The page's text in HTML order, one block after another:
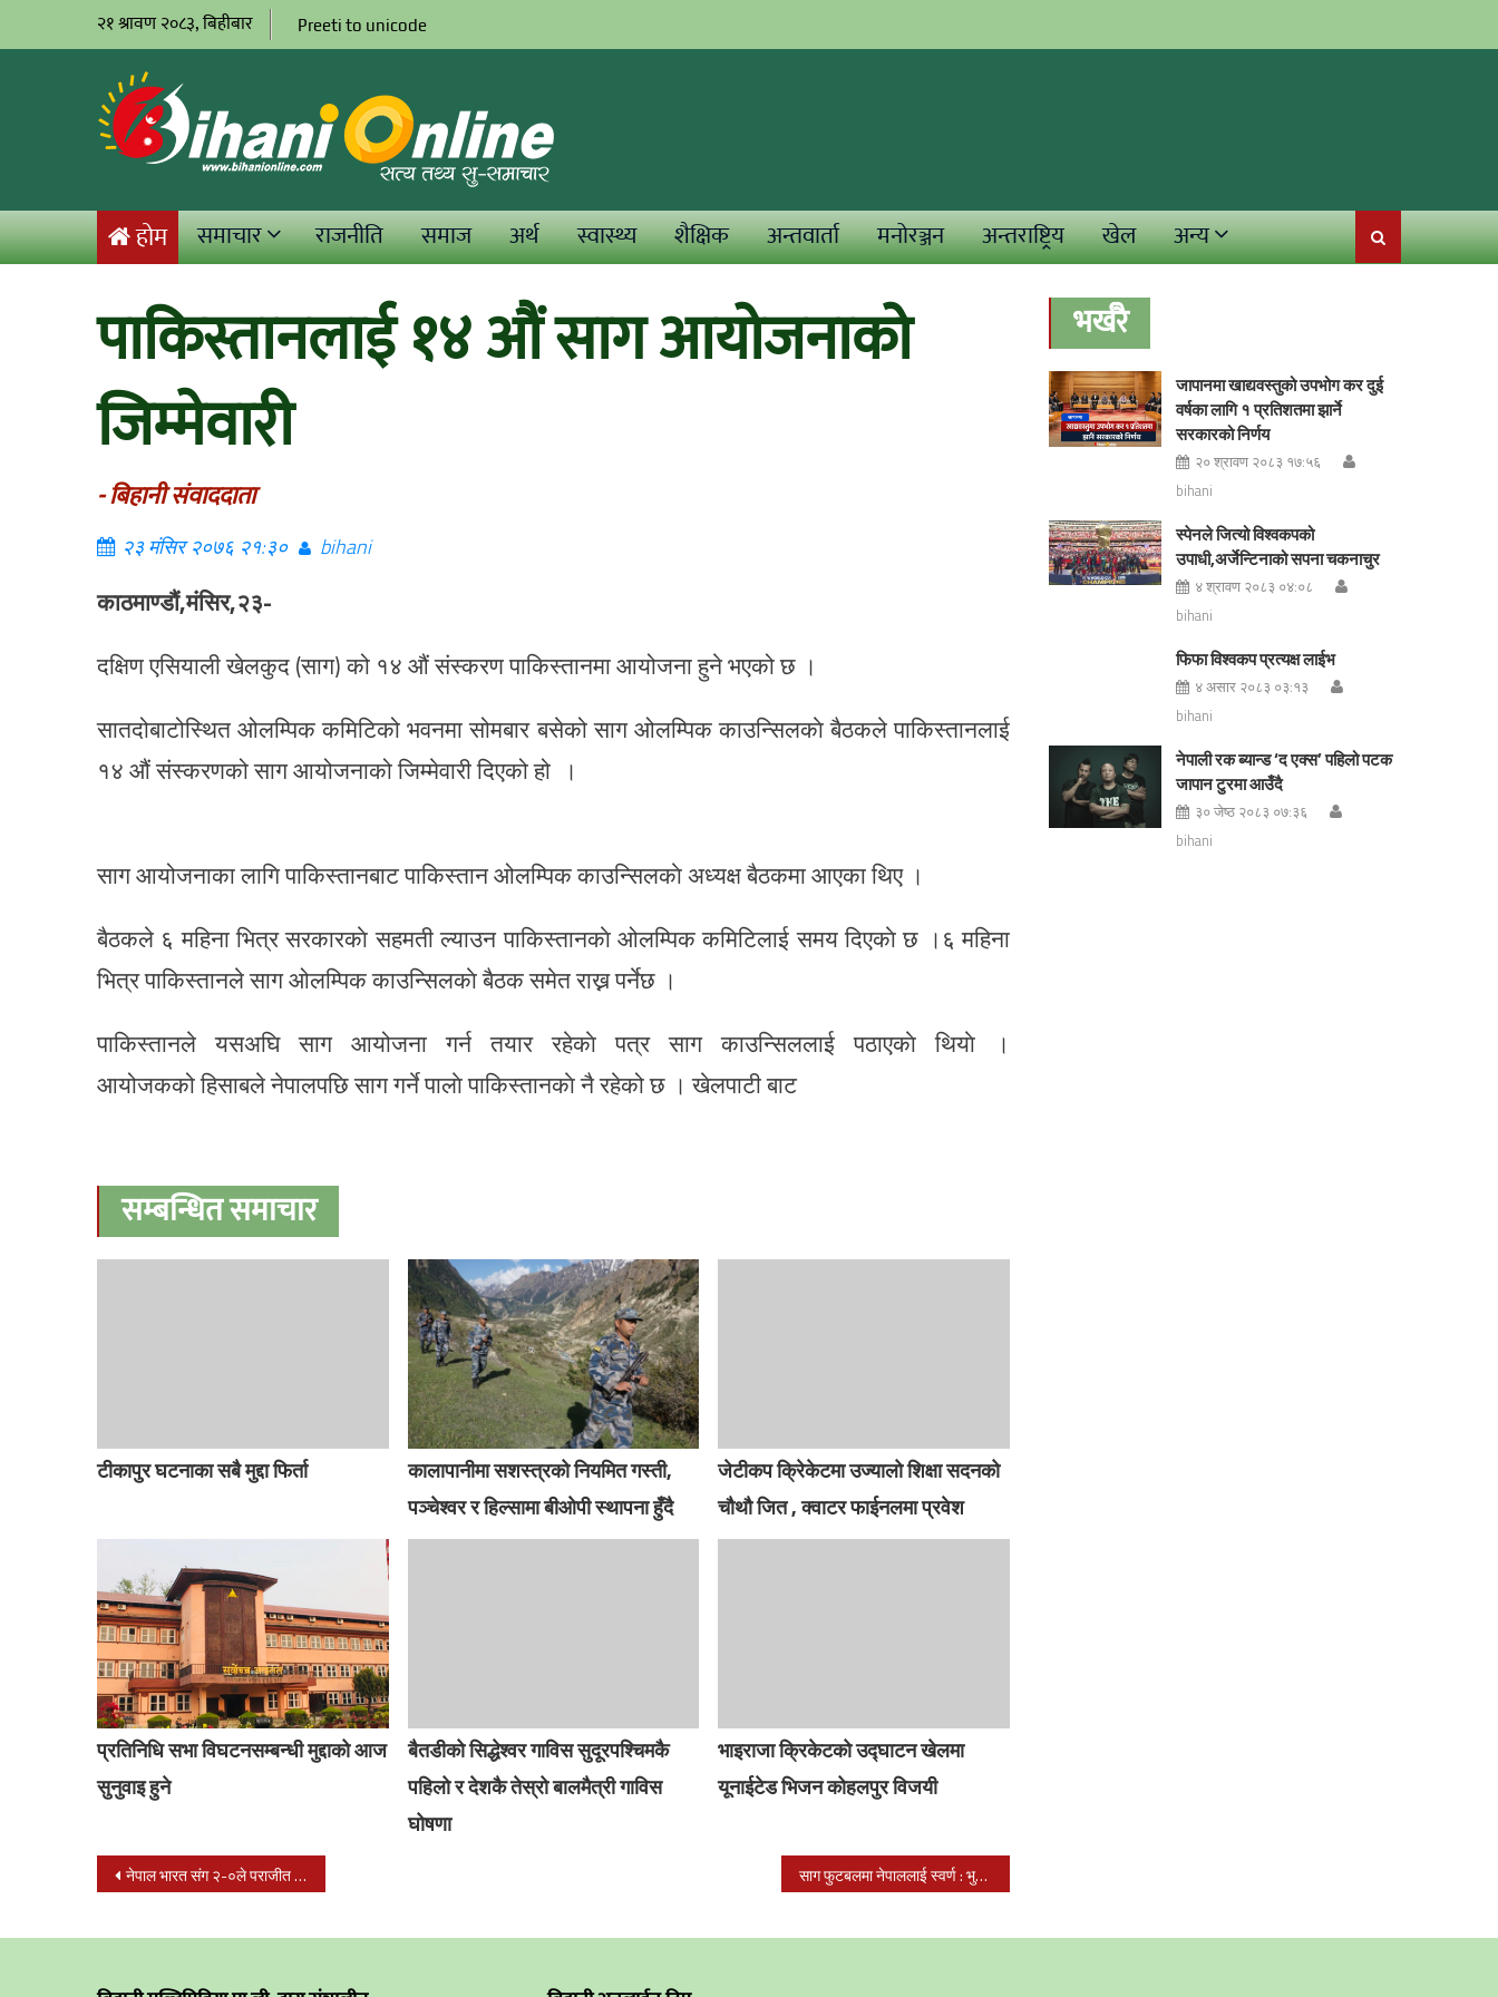
२१ श्रावण २०८३, बिहीबार Preeti to unicode
होम समाचार राजनीति समाज अर्थ स्वास्थ्य शैक्षिक अन्तवार्ता मनोरञ्जन अन्तराष्ट्रिय खेल अन्य
पाकिस्तानलाई १४ औं साग आयोजनाको
जिम्मेवारी
- बिहानी संवाददाता
२३ मंसिर २०७६ २१:३० bihani
काठमाण्डौं,मंसिर,२३-
दक्षिण एसियाली खेलकुद (साग) को १४ औं संस्करण पाकिस्तानमा आयोजना हुने भएको छ ।
सातदोबाटोस्थित ओलम्पिक कमिटिको भवनमा सोमबार बसेको साग ओलम्पिक काउन्सिलकाे बैठकले पाकिस्तानलाई
१४ औं संस्करणको साग आयोजनाको जिम्मेवारी दिएको हो ।
साग आयोजनाका लागि पाकिस्तानबाट पाकिस्तान ओलम्पिक काउन्सिलकाे अध्यक्ष बैठकमा आएका थिए ।
बैठकले ६ महिना भित्र सरकारकाे सहमती ल्याउन पाकिस्तानकाे ओलम्पिक कमिटिलाई समय दिएकाे छ ।६ महिना
भित्र पाकिस्तानले साग ओलम्पिक काउन्सिलकाे बैठक समेत राख्न पर्नेछ ।
पाकिस्तानले यसअघि साग आयोजना गर्न तयार रहेकाे पत्र साग काउन्सिललाई पठाएकाे थियाे ।
आयोजकको हिसाबले नेपालपछि साग गर्ने पालाे पाकिस्तानकाे नै रहेको छ । खेलपाटी बाट
सम्बन्धित समाचार
टीकापुर घटनाका सबै मुद्दा फिर्ता
कालापानीमा सशस्त्रको नियमित गस्ती,
पञ्‍चेश्वर र हिल्सामा बीओपी स्थापना हुँदै
जेटीकप क्रिेकेटमा उज्यालो शिक्षा सदनको
चौथौ जित , क्वाटर फाईनलमा प्रवेश
प्रतिनिधि सभा विघटनसम्बन्धी मुद्दाको आज
सुनुवाइ हुने
बैतडीको सिद्धेश्वर गाविस सुदूरपश्चिमकै
पहिलो र देशकै तेस्रो बालमैत्री गाविस
घोषणा
भाइराजा क्रिकेटको उद्घाटन खेलमा
यूनाईटेड भिजन कोहलपुर विजयी
Post
नेपाल भारत संग २-०ले पराजीत मुख्य प्रशिक्षक हरि खड्काद्वारा राजीनामा साग फुटबलमा नेपाललाई स्वर्ण : भुटान उपविजेता
भर्खरै
जापानमा खाद्यवस्तुको उपभोग कर दुई
वर्षका लागि १ प्रतिशतमा झार्ने
सरकारको निर्णय
२० श्रावण २०८३ १७:५६
bihani
स्पेनले जित्यो विश्वकपको
उपाधी,अर्जेन्टिनाको सपना चकनाचुर
४ श्रावण २०८३ ०४:०८
bihani
फिफा विश्वकप प्रत्यक्ष लाईभ
४ असार २०८३ ०३:१३
bihani
नेपाली रक ब्यान्ड ‘द एक्स’ पहिलो पटक
जापान टुरमा आउँदै
३० जेष्ठ २०८३ ०७:३६
bihani